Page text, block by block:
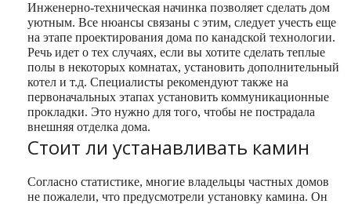
Инженерно-техническая начинка позволяет сделать дом
уютным. Все нюансы связаны с этим, следует учесть еще
на этапе проектирования дома по канадской технологии.
Речь идет о тех случаях, если вы хотите сделать теплые
полы в некоторых комнатах, установить дополнительный
котел и т.д. Специалисты рекомендуют также на
первоначальных этапах установить коммуникационные
прокладки. Это нужно для того, чтобы не пострадала
внешняя отделка дома.
Стоит ли устанавливать камин
Согласно статистике, многие владельцы частных домов
не пожалели, что предусмотрели установку камина. Он